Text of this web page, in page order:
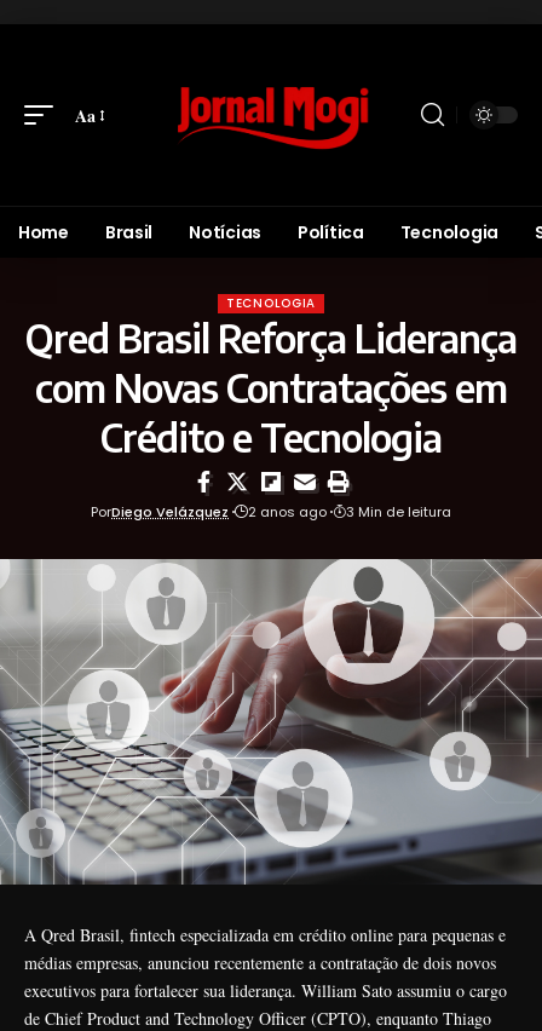
Aa
Home Brasil Notícias Política Tecnologia
TECNOLOGIA
Qred Brasil Reforça Liderança
com Novas Contratações em
Crédito e Tecnologia
PorDiego Velázquez 2 anos ago 3 Min de leitura
A Qred Brasil, fintech especializada em crédito online para pequenas e
médias empresas, anunciou recentemente a contratação de dois novos
executivos para fortalecer sua liderança. William Sato assumiu o cargo
de Chief Product and Technology Officer (CPTO), enquanto Thiago